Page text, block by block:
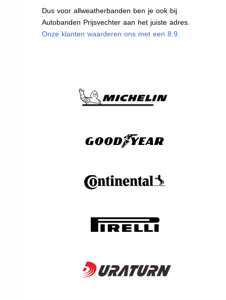
Dus voor allweatherbanden ben je ook bij
Autobanden Prijsvechter aan het juiste adres.
Onze klanten waarderen ons met een 8.9.